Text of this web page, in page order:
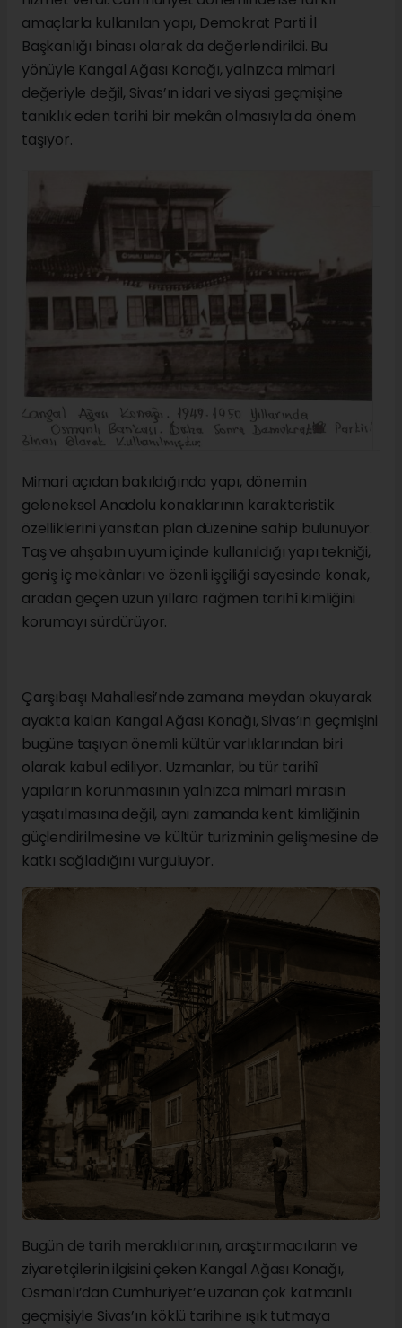
amaçlarla kullanılan yapı, Demokrat Parti İl
Başkanlığı binası olarak da değerlendirildi. Bu
yönüyle Kangal Ağası Konağı, yalnızca mimari
değeriyle değil, Sivas’ın idari ve siyasi geçmişine
tanıklık eden tarihi bir mekân olmasıyla da önem
taşıyor.
Mimari açıdan bakıldığında yapı, dönemin
geleneksel Anadolu konaklarının karakteristik
özelliklerini yansıtan plan düzenine sahip bulunuyor.
Taş ve ahşabın uyum içinde kullanıldığı yapı tekniği,
geniş iç mekânları ve özenli işçiliği sayesinde konak,
aradan geçen uzun yıllara rağmen tarihî kimliğini
korumayı sürdürüyor.
Çarşıbaşı Mahallesi’nde zamana meydan okuyarak
ayakta kalan Kangal Ağası Konağı, Sivas’ın geçmişini
bugüne taşıyan önemli kültür varlıklarından biri
olarak kabul ediliyor. Uzmanlar, bu tür tarihî
yapıların korunmasının yalnızca mimari mirasın
yaşatılmasına değil, aynı zamanda kent kimliğinin
güçlendirilmesine ve kültür turizminin gelişmesine de
katkı sağladığını vurguluyor.
Bugün de tarih meraklılarının, araştırmacıların ve
ziyaretçilerin ilgisini çeken Kangal Ağası Konağı,
Osmanlı’dan Cumhuriyet’e uzanan çok katmanlı
geçmişiyle Sivas’ın köklü tarihine ışık tutmaya